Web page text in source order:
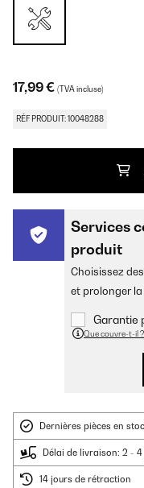
17,99 € (TVA incluse)
RÉF PRODUIT: 10048288
Services
produit
Choisissez
et prolonger la
Garantie
Que couvre-t-il ?
Dernières pièces en
Délai de livraison: 2 -
14 jours de rétraction